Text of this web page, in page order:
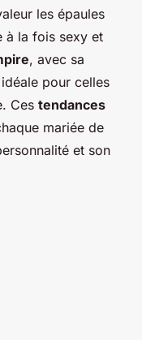
les épaules
à la fois sexy et
, avec sa
pour celles
Ces tendances
mariée de
et son